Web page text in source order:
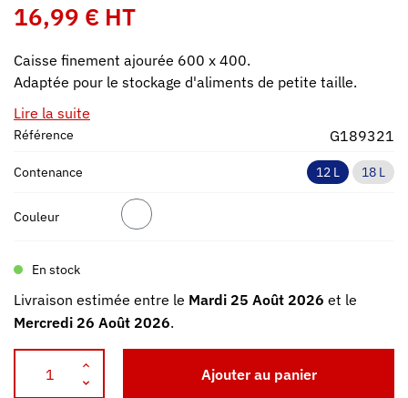
16,99 € HT
Caisse finement ajourée 600 x 400.
Adaptée pour le stockage d'aliments de petite taille.
Lire la suite
Référence G189321
Contenance 12 L 18 L
Couleur
En stock
Livraison estimée entre le Mardi 25 Août 2026 et le
Mercredi 26 Août 2026.
Ajouter au panier